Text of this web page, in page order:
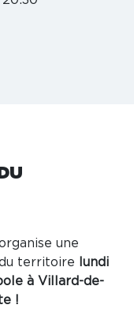
une
territoire lundi
à Villard-de-
!